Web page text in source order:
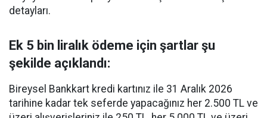
detayları.
Ek 5 bin liralık ödeme için şartlar şu
şekilde açıklandı:
Bireysel Bankkart kredi kartınız ile 31 Aralık 2026
tarihine kadar tek seferde yapacağınız her 2.500 TL ve